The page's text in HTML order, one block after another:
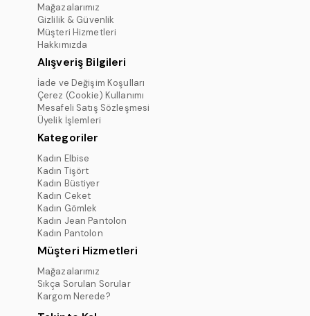
Mağazalarımız
Gizlilik & Güvenlik
Müşteri Hizmetleri
Hakkımızda
Alışveriş Bilgileri
İade ve Değişim Koşulları
Çerez (Cookie) Kullanımı
Mesafeli Satış Sözleşmesi
Üyelik İşlemleri
Kategoriler
Kadın Elbise
Kadın Tişört
Kadın Büstiyer
Kadın Ceket
Kadın Gömlek
Kadın Jean Pantolon
Kadın Pantolon
Müşteri Hizmetleri
Mağazalarımız
Sıkça Sorulan Sorular
Kargom Nerede?